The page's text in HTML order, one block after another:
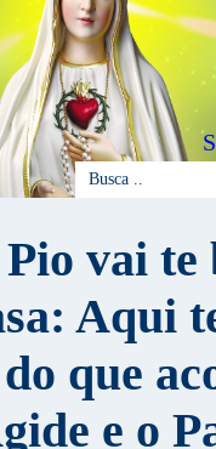
vai te
Aqui
que
e o